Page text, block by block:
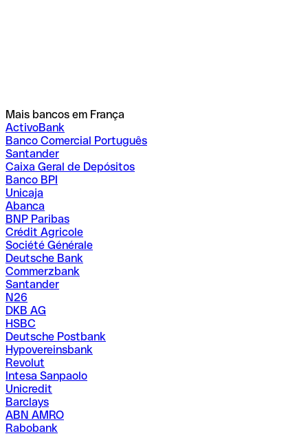
Mais bancos em França
ActivoBank
Banco Comercial Português
Santander
Caixa Geral de Depósitos
Banco BPI
Unicaja
Abanca
BNP Paribas
Crédit Agricole
Société Générale
Deutsche Bank
Commerzbank
Santander
N26
DKB AG
HSBC
Deutsche Postbank
Hypovereinsbank
Revolut
Intesa Sanpaolo
Unicredit
Barclays
ABN AMRO
Rabobank